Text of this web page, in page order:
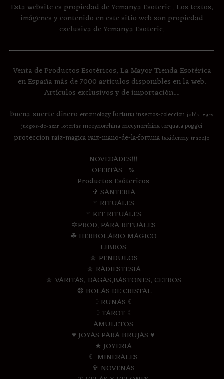
Esta website es propiedad de Yemanya Esoteric . Los textos,
imágenes y contenido en este sitio web son propiedad
exclusiva de Yemanya Esoteric.
Venta de Productos Esotéricos, La Mayor Tienda Esotérica
en España más de 7000 artículos disponibles en la web.
Artículos exclusivos y de importación....
buena-suertedinero entomologyfortunainsectos-coleccion job's tears
juegos-de-azar loterias mecynorrhinamecynorrhina torquata poggei
proteccion raiz-magica raiz-mano-de-la-fortunataxidermy trabajo
NOVEDADES!!!
OFERTAS - %
Productos Esótericos
✞ SANTERIA
♆ RITUALES
♆ KIT RITUALES
✡PROD. PARA RITUALES
☘ HERBOLARIO MAGICO
LIBROS
⛤ PENDULOS
⛤ RADIESTESIA
⛤ VARITAS, DAGAS,BASTONES, CETROS
❂ BOLAS DE CRISTAL
☽ RUNAS ☾
☽ TAROT ☾
AMULETOS
♥ JOYAS PARA BRUJAS ♥
★ JOYERIA
☾ MINERALES
✞ NOVENAS